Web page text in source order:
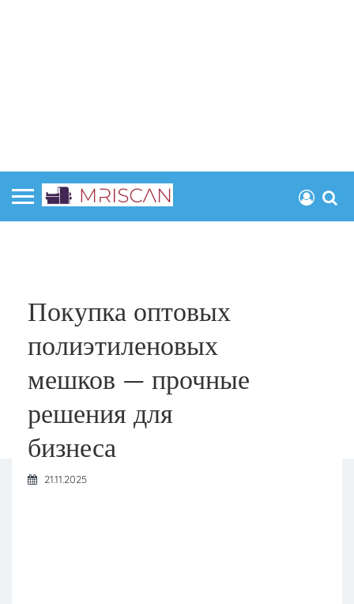
Покупка оптовых
полиэтиленовых
мешков — прочные
решения для
бизнеса
21.11.2025